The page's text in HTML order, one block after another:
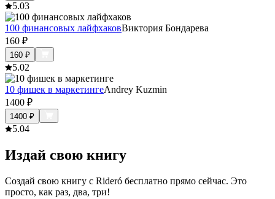
5.03
100 финансовых лайфхаковВиктория Бондарева
160 ₽
160 ₽
5.02
10 фишек в маркетингеAndrey Kuzmin
1400 ₽
1400 ₽
5.04
Издай свою книгу
Создай свою книгу с Rideró бесплатно прямо сейчас. Это
просто, как раз, два, три!